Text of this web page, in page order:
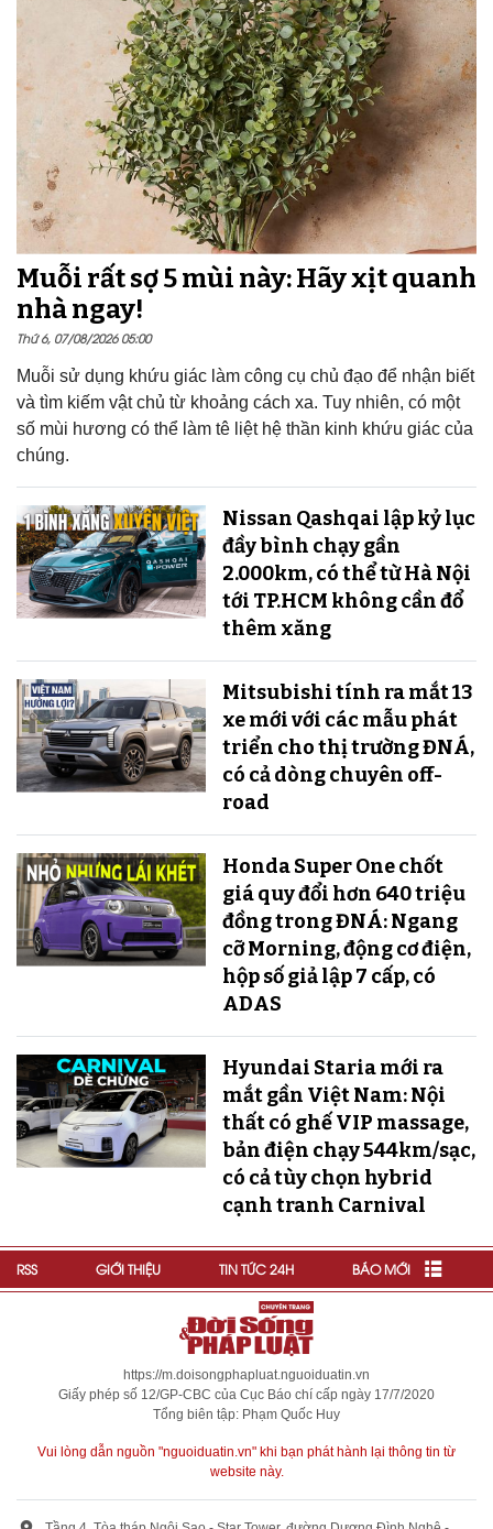
Muỗi rất sợ 5 mùi này: Hãy xịt quanh
nhà ngay!
Thứ 6, 07/08/2026 05:00
Muỗi sử dụng khứu giác làm công cụ chủ đạo để nhận biết
và tìm kiếm vật chủ từ khoảng cách xa. Tuy nhiên, có một
số mùi hương có thể làm tê liệt hệ thần kinh khứu giác của
chúng.
Nissan Qashqai lập kỷ lục
đầy bình chạy gần
2.000km, có thể từ Hà Nội
tới TP.HCM không cần đổ
thêm xăng
Mitsubishi tính ra mắt 13
xe mới với các mẫu phát
triển cho thị trường ĐNÁ,
có cả dòng chuyên off-
road
Honda Super One chốt
giá quy đổi hơn 640 triệu
đồng trong ĐNÁ: Ngang
cỡ Morning, động cơ điện,
hộp số giả lập 7 cấp, có
ADAS
Hyundai Staria mới ra
mắt gần Việt Nam: Nội
thất có ghế VIP massage,
bản điện chạy 544km/sạc,
có cả tùy chọn hybrid
cạnh tranh Carnival
RSS GIỚI THIỆU TIN TỨC 24H BÁO MỚI
https://m.doisongphapluat.nguoiduatin.vn
Giấy phép số 12/GP-CBC của Cục Báo chí cấp ngày 17/7/2020
Tổng biên tập: Phạm Quốc Huy
Vui lòng dẫn nguồn "nguoiduatin.vn" khi bạn phát hành lại thông tin từ
website này.